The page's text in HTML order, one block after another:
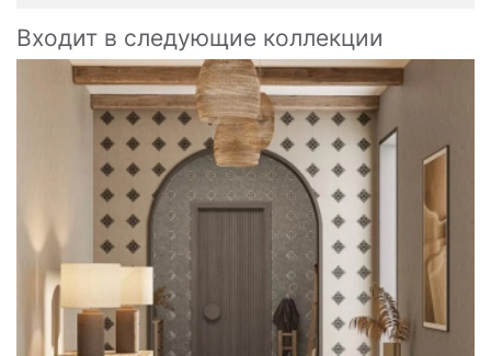
Входит в следующие коллекции